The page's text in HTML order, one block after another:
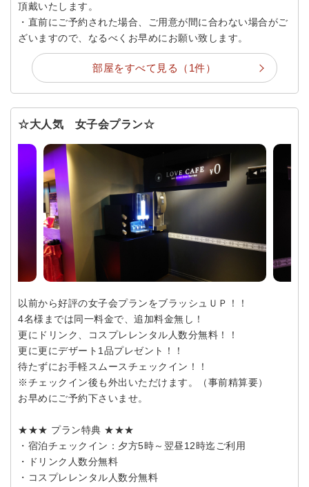
頂戴いたします。
・直前にご予約された場合、ご用意が間に合わない場合がご
ざいますので、なるべくお早めにお願い致します。
部屋をすべて見る（1件）
☆大人気 女子会プラン☆
以前から好評の女子会プランをブラッシュＵＰ！！
4名様までは同一料金で、追加料金無し！
更にドリンク、コスプレレンタル人数分無料！！
更に更にデザート1品プレゼント！！
待たずにお手軽スムースチェックイン！！
※チェックイン後も外出いただけます。（事前精算要）
お早めにご予約下さいませ。
★★★ プラン特典 ★★★
・宿泊チェックイン：夕方5時～翌昼12時迄ご利用
・ドリンク人数分無料
・コスプレレンタル人数分無料